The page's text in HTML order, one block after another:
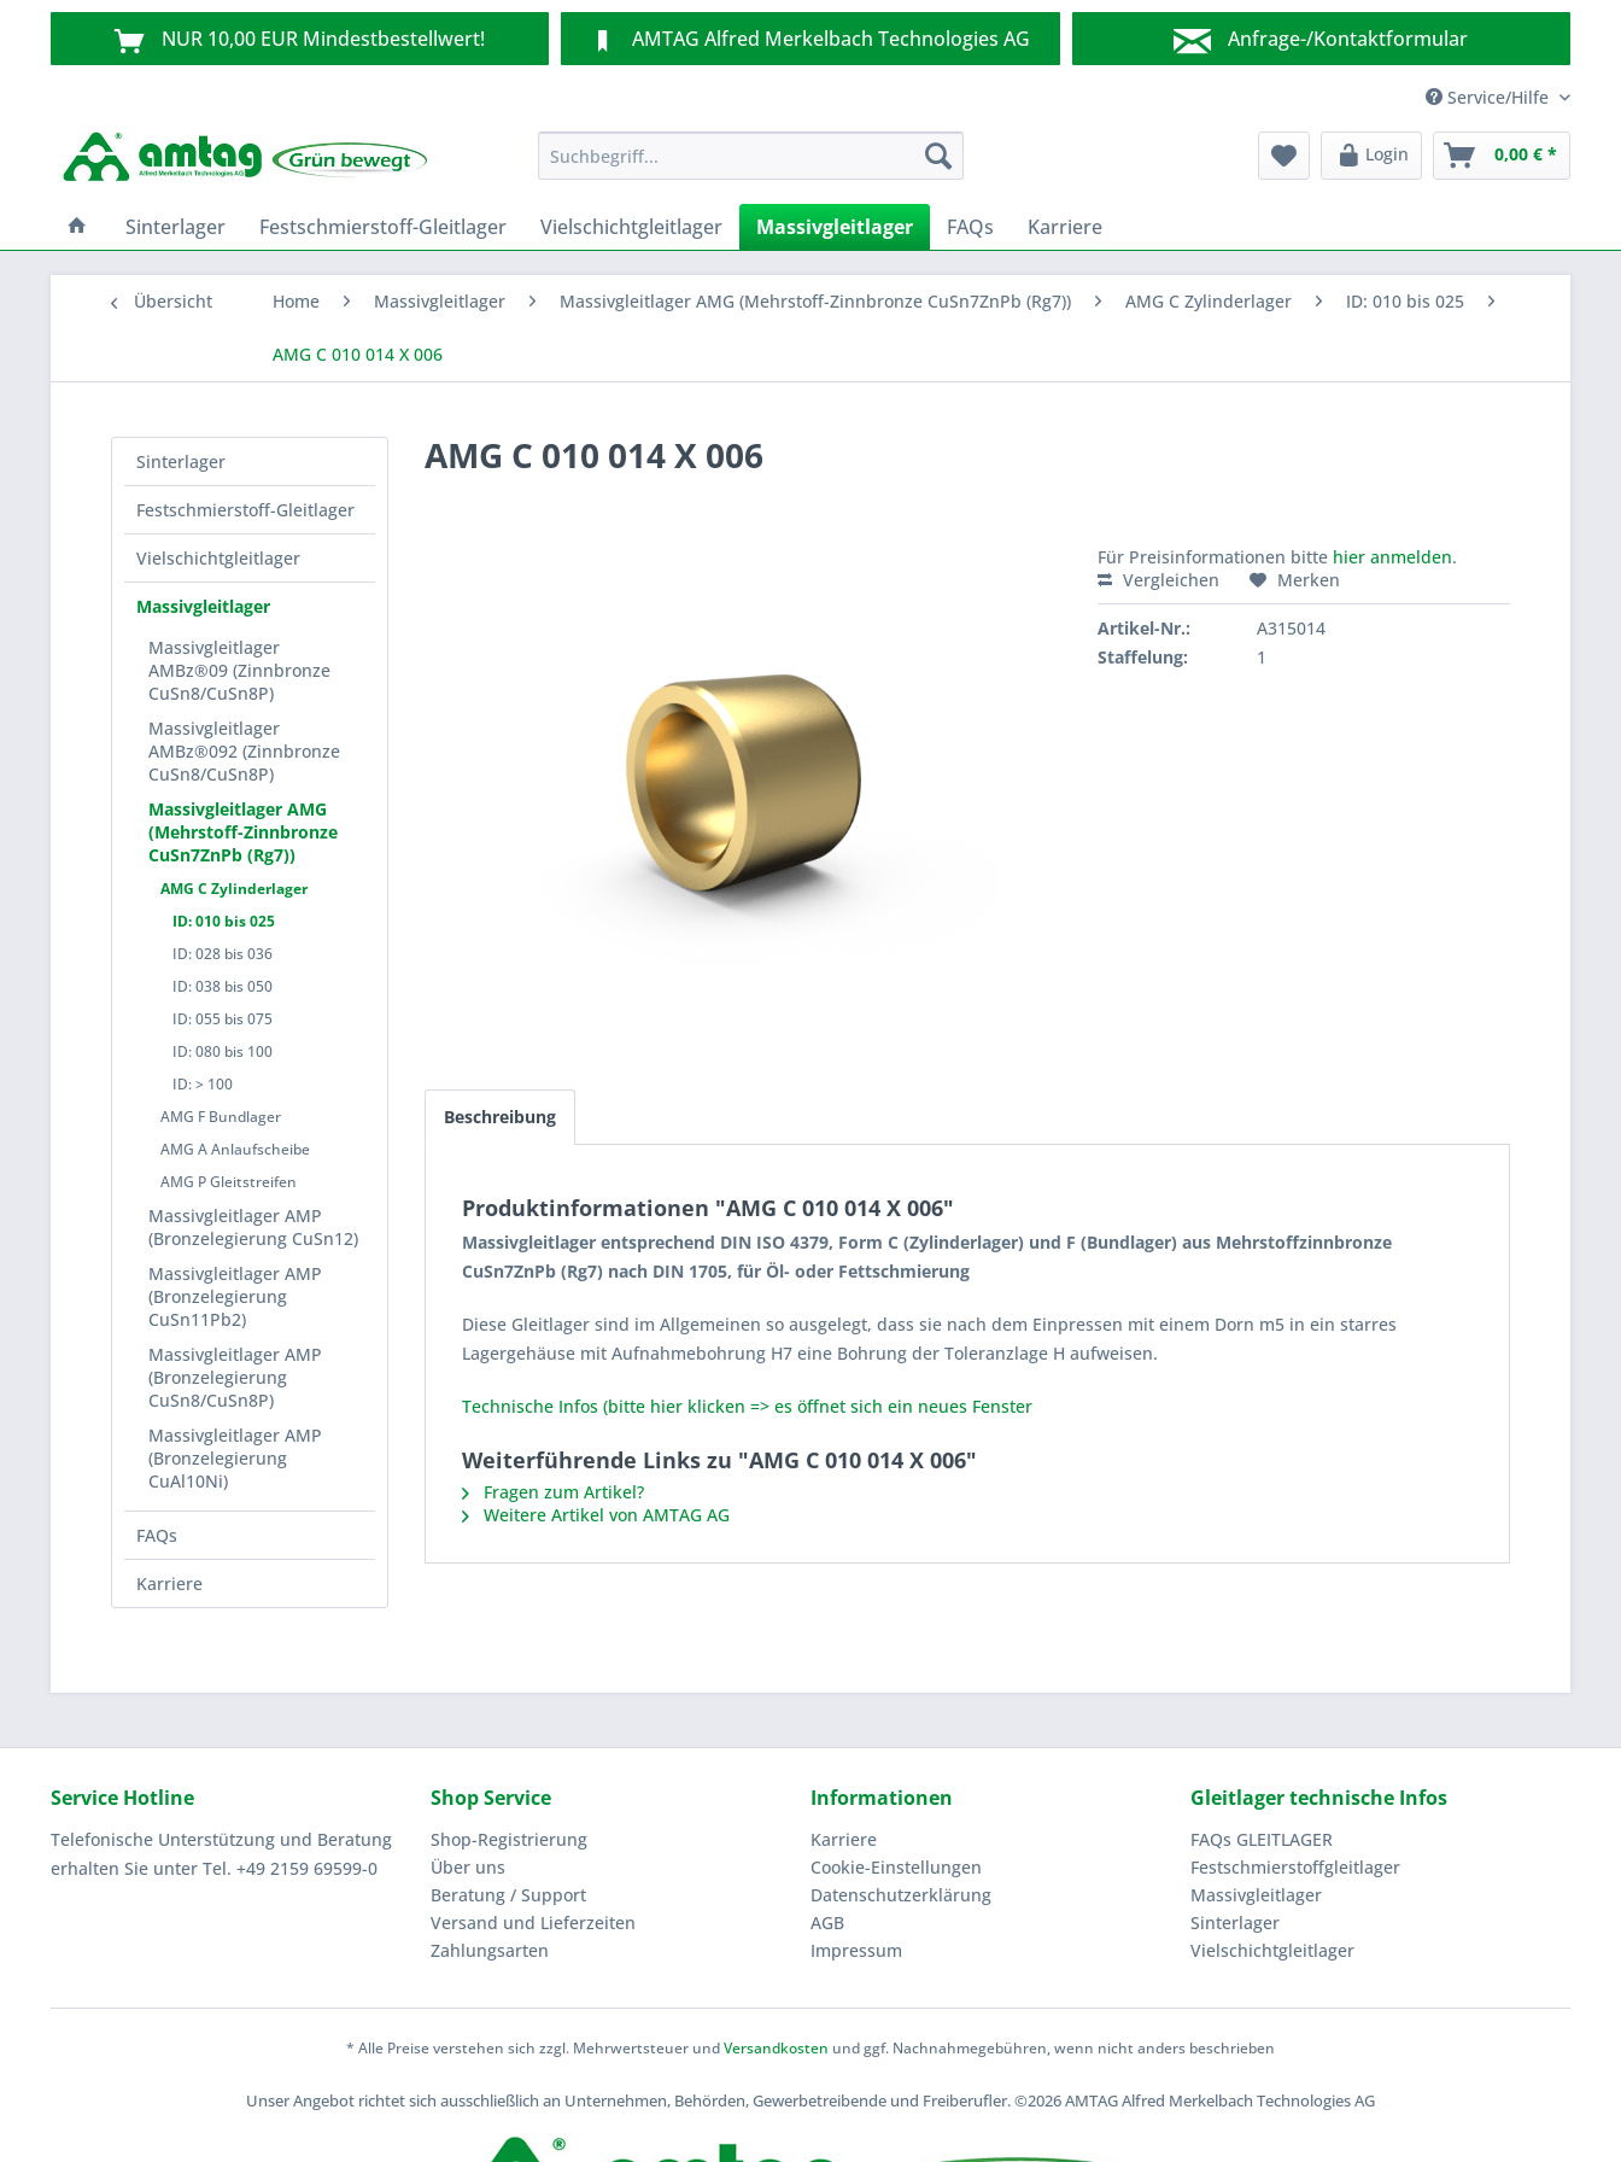
NUR 10,00 EUR Mindestbestellwert! AMTAG Alfred Merkelbach Technologies AG
Anfrage-/Kontaktformular
Wir sind für Sie da! Service/Hilfe
Login 0,00 € *
Sinterlager Festschmierstoff-Gleitlager Vielschichtgleitlager Massivgleitlager FAQs Karriere
Übersicht Home Massivgleitlager Massivgleitlager AMG (Mehrstoff-Zinnbronze CuSn7ZnPb (Rg7)) AMG C Zylinderlager ID: 010 bis 025
AMG C 010 014 X 006
Sinterlager
Festschmierstoff-Gleitlager
Vielschichtgleitlager
Massivgleitlager
Massivgleitlager
AMBz®09 (Zinnbronze
CuSn8/CuSn8P)
Massivgleitlager
AMBz®092 (Zinnbronze
CuSn8/CuSn8P)
Massivgleitlager AMG
(Mehrstoff-Zinnbronze
CuSn7ZnPb (Rg7))
AMG C Zylinderlager
ID: 010 bis 025
ID: 028 bis 036
ID: 038 bis 050
ID: 055 bis 075
ID: 080 bis 100
ID: > 100
AMG F Bundlager
AMG A Anlaufscheibe
AMG P Gleitstreifen
Massivgleitlager AMP
(Bronzelegierung CuSn12)
Massivgleitlager AMP
(Bronzelegierung
CuSn11Pb2)
Massivgleitlager AMP
(Bronzelegierung
CuSn8/CuSn8P)
Massivgleitlager AMP
(Bronzelegierung
CuAl10Ni)
FAQs
Karriere
AMG C 010 014 X 006
Für Preisinformationen bitte hier anmelden.
Vergleichen
Merken
Artikel-Nr.:
A315014
Staffelung:
1
Beschreibung
Produktinformationen "AMG C 010 014 X 006"
Massivgleitlager entsprechend DIN ISO 4379, Form C (Zylinderlager) und F (Bundlager) aus Mehrstoffzinnbronze
CuSn7ZnPb (Rg7) nach DIN 1705, für Öl- oder Fettschmierung
Diese Gleitlager sind im Allgemeinen so ausgelegt, dass sie nach dem Einpressen mit einem Dorn m5 in ein starres
Lagergehäuse mit Aufnahmebohrung H7 eine Bohrung der Toleranzlage H aufweisen.
Technische Infos (bitte hier klicken => es öffnet sich ein neues Fenster
Weiterführende Links zu "AMG C 010 014 X 006"
Fragen zum Artikel?
Weitere Artikel von AMTAG AG
Service Hotline
Telefonische Unterstützung und Beratung
erhalten Sie unter Tel. +49 2159 69599-0
Shop Service
Shop-Registrierung
Über uns
Beratung / Support
Versand und Lieferzeiten
Zahlungsarten
Informationen
Karriere
Cookie-Einstellungen
Datenschutzerklärung
AGB
Impressum
Gleitlager technische Infos
FAQs GLEITLAGER
Festschmierstoffgleitlager
Massivgleitlager
Sinterlager
Vielschichtgleitlager
* Alle Preise verstehen sich zzgl. Mehrwertsteuer undVersandkosten und ggf. Nachnahmegebühren, wenn nicht anders beschrieben
Unser Angebot richtet sich ausschließlich an Unternehmen, Behörden, Gewerbetreibende und Freiberufler.©2026 AMTAG Alfred Merkelbach Technologies AG